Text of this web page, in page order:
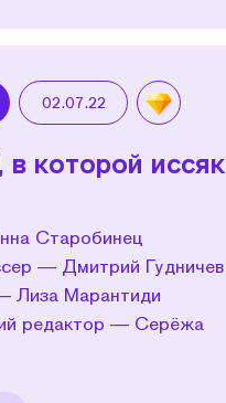
02.07.22
в которой иссяк
Старобинец
— Дмитрий Гудничев
Лиза Марантиди
редактор — Серёжа